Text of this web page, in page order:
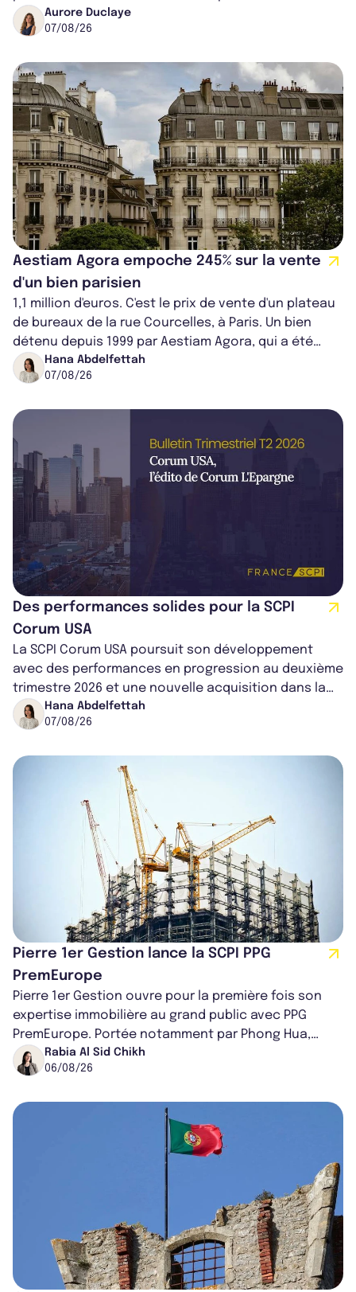
progresse de 3,8% à périmètre constan...
Aurore Duclaye
07/08/26
Aestiam Agora empoche 245% sur la vente
d'un bien parisien
1,1 million d'euros. C'est le prix de vente d'un plateau
de bureaux de la rue Courcelles, à Paris. Un bien
détenu depuis 1999 par Aestiam Agora, qui a été
cédé avec une plus-value...
Hana Abdelfettah
07/08/26
Des performances solides pour la SCPI
Corum USA
La SCPI Corum USA poursuit son développement
avec des performances en progression au deuxième
trimestre 2026 et une nouvelle acquisition dans la
région de Chicago. Entre hausse de...
Hana Abdelfettah
07/08/26
Pierre 1er Gestion lance la SCPI PPG
PremEurope
Pierre 1er Gestion ouvre pour la première fois son
expertise immobilière au grand public avec PPG
PremEurope. Portée notamment par Phong Hua,
ancien directeur des investissements d...
Rabia Al Sid Chikh
06/08/26